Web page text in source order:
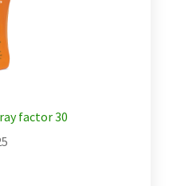
factor 30